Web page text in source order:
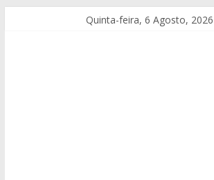
Quinta-feira, 6 Agosto, 2026